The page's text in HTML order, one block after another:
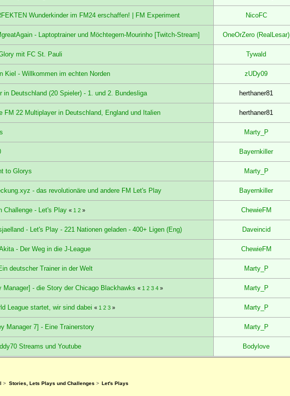
Wunderkinder im FM24 erschaffen! | FM Experiment NicoFC
- Laptoptrainer und Möchtegern-Mourinho [Twitch-Stream] OneOrZero (RealLesar)
mit FC St. Pauli Tywald
Kiel - Willkommen im echten Norden zUDy09
in Deutschland (20 Spieler) - 1. und 2. Bundesliga herthaner81
FM 22 Multiplayer in Deutschland, England und Italien herthaner81
Marty_P
Bayernkiller
to Glorys Marty_P
- das revolutionäre und andere FM Let's Play Bayernkiller
Challenge - Let's Play« 1 2 » ChewieFM
- Let's Play - 221 Nationen geladen - 400+ Ligen (Eng) Daveincid
- Der Weg in die J-League ChewieFM
deutscher Trainer in der Welt Marty_P
Manager] - die Story der Chicago Blackhawks « 1 2 3 4 » Marty_P
League startet, wir sind dabei « 1 2 3 » Marty_P
Manager 7] - Eine Trainerstory Marty_P
Streams und Youtube Bodylove
> Stories, Lets Plays und Challenges > Let's Plays